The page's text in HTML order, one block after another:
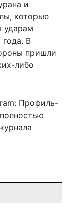
и
которые
ударам
В
пришли
либо
Профиль-